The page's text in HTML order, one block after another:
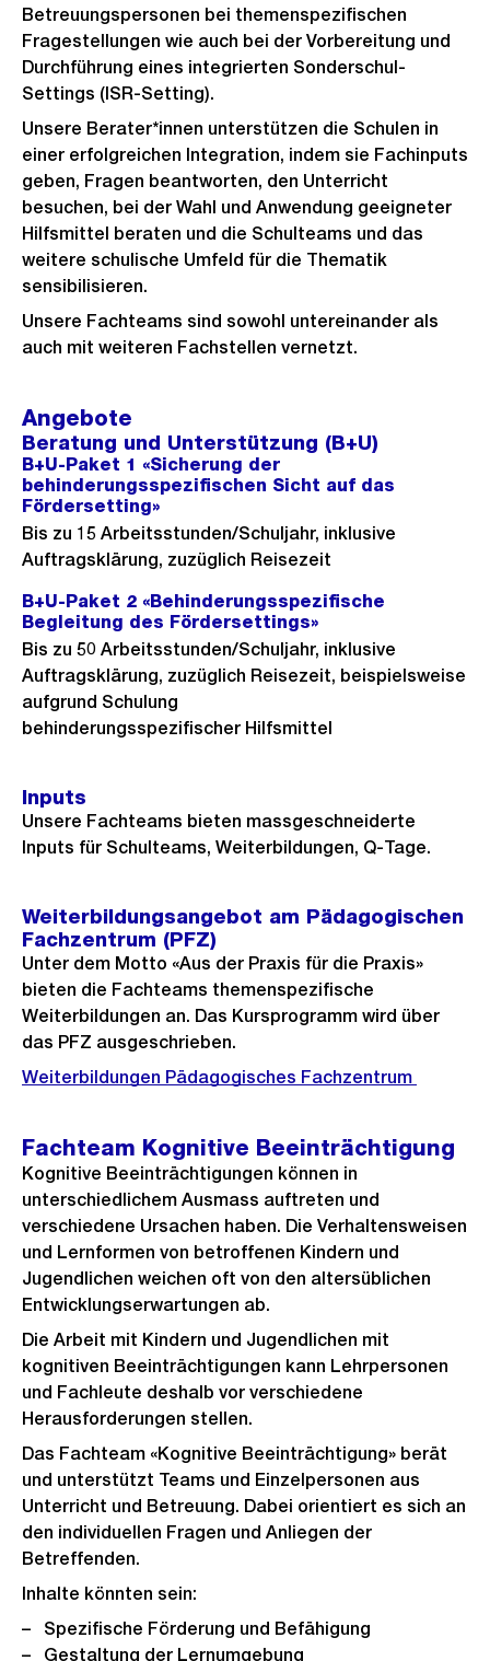
Betreuungspersonen bei themenspezifischen
Fragestellungen wie auch bei der Vorbereitung und
Durchführung eines integrierten Sonderschul-
Settings (ISR-Setting).
Unsere Berater*innen unterstützen die Schulen in
einer erfolgreichen Integration, indem sie Fachinputs
geben, Fragen beantworten, den Unterricht
besuchen, bei der Wahl und Anwendung geeigneter
Hilfsmittel beraten und die Schulteams und das
weitere schulische Umfeld für die Thematik
sensibilisieren.
Unsere Fachteams sind sowohl untereinander als
auch mit weiteren Fachstellen vernetzt.
Angebote
Beratung und Unterstützung (B+U)
B+U-Paket 1 «Sicherung der
behinderungsspezifischen Sicht auf das
Fördersetting»
Bis zu 15 Arbeitsstunden/Schuljahr, inklusive
Auftragsklärung, zuzüglich Reisezeit
B+U-Paket 2 «Behinderungsspezifische
Begleitung des Fördersettings»
Bis zu 50 Arbeitsstunden/Schuljahr, inklusive
Auftragsklärung, zuzüglich Reisezeit, beispielsweise
aufgrund Schulung
behinderungsspezifischer Hilfsmittel
Inputs
Unsere Fachteams bieten massgeschneiderte
Inputs für Schulteams, Weiterbildungen, Q-Tage.
Weiterbildungsangebot am Pädagogischen
Fachzentrum (PFZ)
Unter dem Motto «Aus der Praxis für die Praxis»
bieten die Fachteams themenspezifische
Weiterbildungen an. Das Kursprogramm wird über
das PFZ ausgeschrieben.
Weiterbildungen Pädagogisches Fachzentrum
Fachteam Kognitive Beeinträchtigung
Kognitive Beeinträchtigungen können in
unterschiedlichem Ausmass auftreten und
verschiedene Ursachen haben. Die Verhaltensweisen
und Lernformen von betroffenen Kindern und
Jugendlichen weichen oft von den altersüblichen
Entwicklungserwartungen ab.
Die Arbeit mit Kindern und Jugendlichen mit
kognitiven Beeinträchtigungen kann Lehrpersonen
und Fachleute deshalb vor verschiedene
Herausforderungen stellen.
Das Fachteam «Kognitive Beeinträchtigung» berät
und unterstützt Teams und Einzelpersonen aus
Unterricht und Betreuung. Dabei orientiert es sich an
den individuellen Fragen und Anliegen der
Betreffenden.
Inhalte könnten sein:
Spezifische Förderung und Befähigung
Gestaltung der Lernumgebung